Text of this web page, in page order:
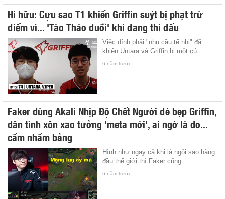
Hi hữu: Cựu sao T1 khiến Griffin suýt bị phạt trừ
điểm vì... 'Tào Tháo đuổi' khi đang thi đấu
Việc dính phải "nhu cầu tế nhị" đã
khiến Untara và Griffin bị một cú ...
6 năm trước
Faker dùng Akali Nhịp Độ Chết Người đè bẹp Griffin,
dân tình xôn xao tưởng 'meta mới', ai ngờ là do...
cầm nhầm bảng
Hình như ngay cả khi là ngôi sao hàng
đầu thế giới thì Faker cũng ...
6 năm trước